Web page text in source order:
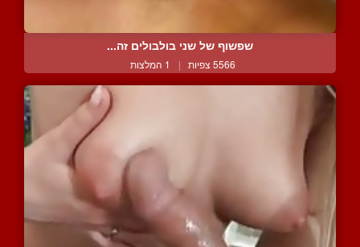
שפשוף של שני בולבולים זה...
5566 צפיות | 1 המלצות